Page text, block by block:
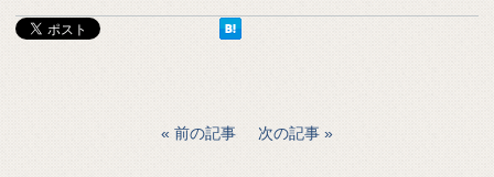
前の記事 次の記事